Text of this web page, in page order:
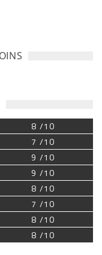
8 /10
7 /10
9 /10
9 /10
8 /10
7 /10
8 /10
8 /10